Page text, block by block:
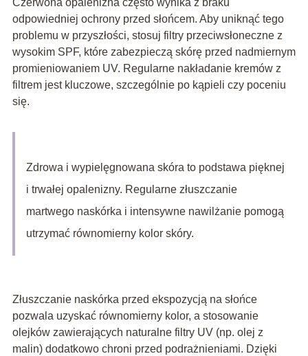
Czerwona opalenizna często wynika z braku
odpowiedniej ochrony przed słońcem. Aby uniknąć tego
problemu w przyszłości, stosuj filtry przeciwsłoneczne z
wysokim SPF, które zabezpieczą skórę przed nadmiernym
promieniowaniem UV. Regularne nakładanie kremów z
filtrem jest kluczowe, szczególnie po kąpieli czy poceniu
się.
Zdrowa i wypielęgnowana skóra to podstawa pięknej
i trwałej opalenizny. Regularne złuszczanie
martwego naskórka i intensywne nawilżanie pomogą
utrzymać równomierny kolor skóry.
Złuszczanie naskórka przed ekspozycją na słońce
pozwala uzyskać równomierny kolor, a stosowanie
olejków zawierających naturalne filtry UV (np. olej z
malin) dodatkowo chroni przed podrażnieniami. Dzięki